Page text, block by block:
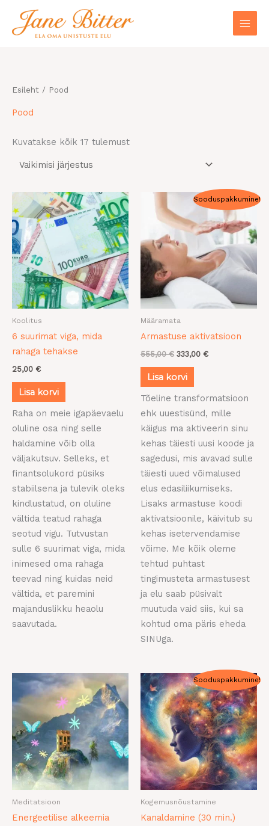
content
Esileht / Pood
Pood
Kuvatakse kõik 17 tulemust
Koolitus
6 suurimat viga, mida
rahaga tehakse
25,00 €
Lisa korvi
Raha on meie igapäevaelu
oluline osa ning selle
haldamine võib olla
väljakutsuv. Selleks, et
finantsolukord püsiks
stabiilsena ja tulevik oleks
kindlustatud, on oluline
vältida teatud rahaga
seotud vigu. Tutvustan
sulle 6 suurimat viga, mida
inimesed oma rahaga
teevad ning kuidas neid
vältida, et paremini
majanduslikku heaolu
saavutada.
Sooduspakkumine!
Määramata
Armastuse aktivatsioon
555,00€
Algne
oli:
555,00 €.
333,00 €
Praegune
hind
333,00 €.
Lisa korvi
Tõeline transformatsioon
ehk uuestisünd, mille
käigus ma aktiveerin sinu
kehas täiesti uusi koode ja
sagedusi, mis avavad sulle
täiesti uued võimalused
elus edasiliikumiseks.
Lisaks armastuse koodi
aktivatsioonile, käivitub su
kehas isetervendamise
võime. Me kõik oleme
tehtud puhtast
tingimusteta armastusest
ja elu saab püsivalt
muutuda vaid siis, kui sa
kohtud oma päris eheda
SINUga.
Meditatsioon
Energeetilise alkeemia
Sooduspakkumine!
Kogemusnõustamine
Kanaldamine (30 min.)
Algne
hind
oli:
55,00 €.
Praegune
hind
on:
50,00 €.